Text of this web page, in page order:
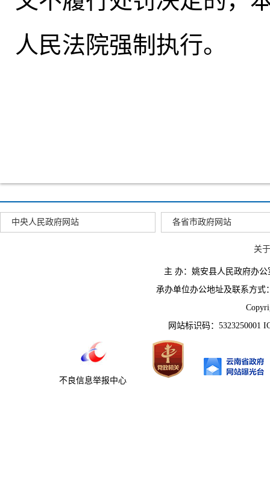
人民法院强制执行。
中央人民政府网站 各省市政府网站
关
主 办：姚安县人民政府办
承办单位办公地址及联系方式
网站标识码：5323250001
不良信息举报中心